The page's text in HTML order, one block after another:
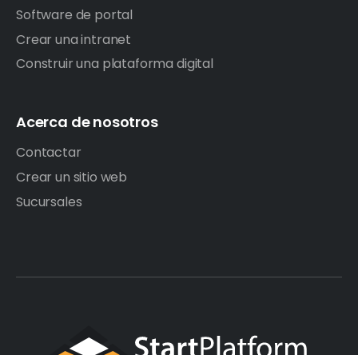
Software de portal
Crear una intranet
Construir una plataforma digital
Acerca de nosotros
Contactar
Crear un sitio web
Sucursales